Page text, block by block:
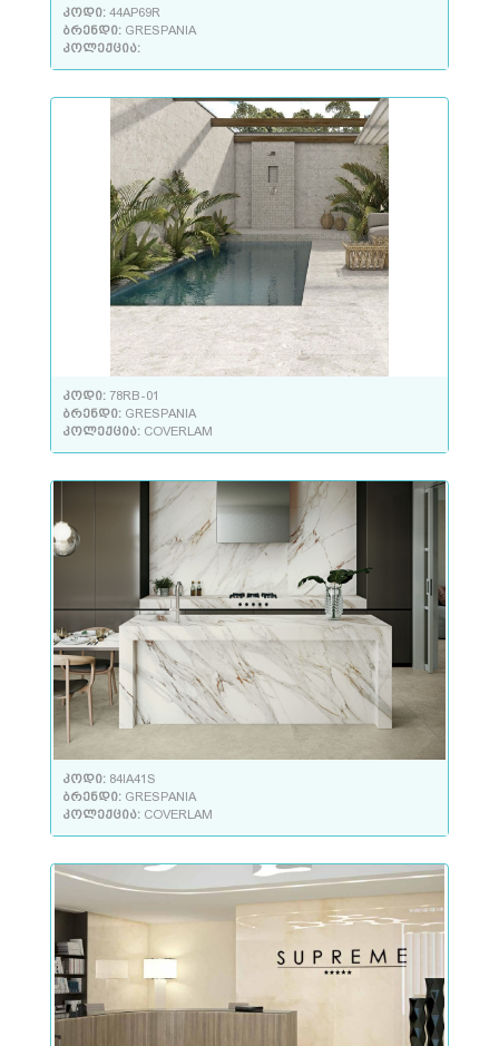
კოდი: 44AP69R
ბრენდი: GRESPANIA
კოლექცია:
კოდი: 78RB-01
ბრენდი: GRESPANIA
კოლექცია: COVERLAM
კოდი: 84IA41S
ბრენდი: GRESPANIA
კოლექცია: COVERLAM